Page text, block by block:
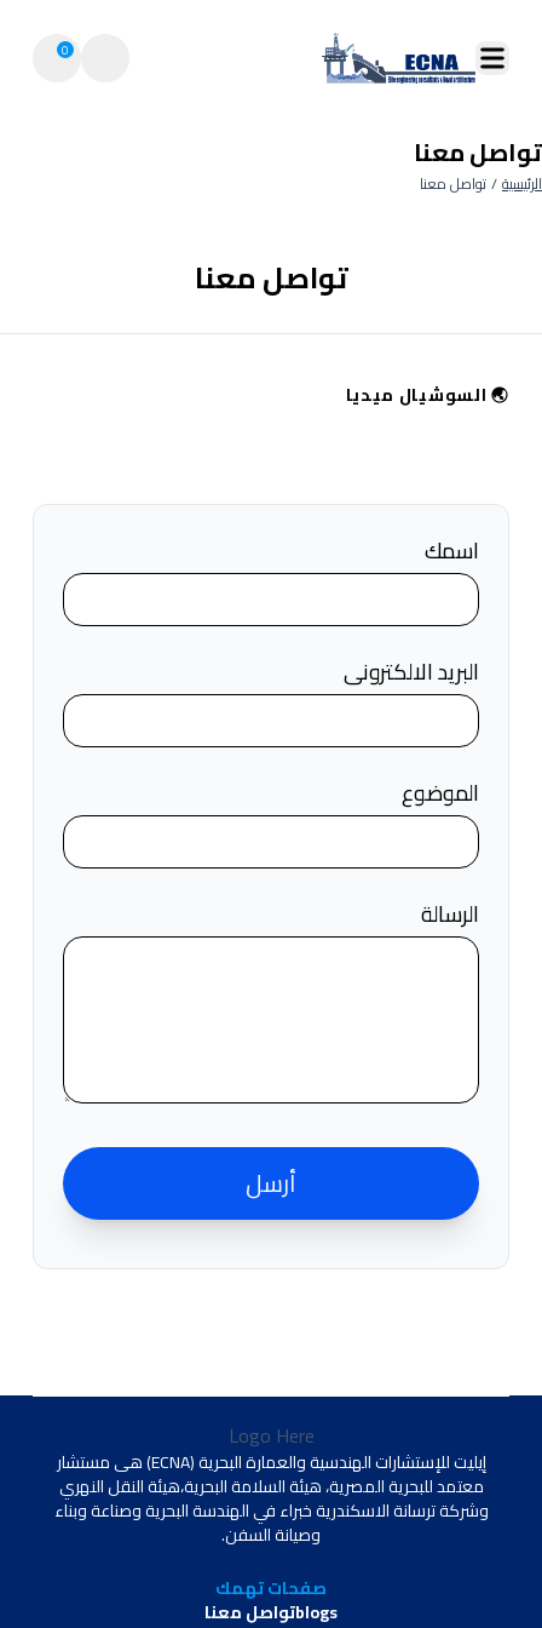
0
تواصل معنا
الرئيسية/تواصل معنا
تواصل معنا
🌏السوشيال ميديا
اسمك
البريد الالكترونى
الموضوع
الرسالة
أرسل
Logo Here
إيليت للإستشارات الهندسية والعمارة البحرية (ECNA) هى مستشار
معتمد للبحرية المصرية، هيئة السلامة البحرية،هيئة النقل النهري
وشركة ترسانة الاسكندرية خبراء في الهندسة البحرية وصناعة وبناء
وصيانة السفن.
صفحات تهمك
blogsتواصل معنا